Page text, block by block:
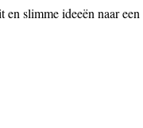
slimme ideeën naar een